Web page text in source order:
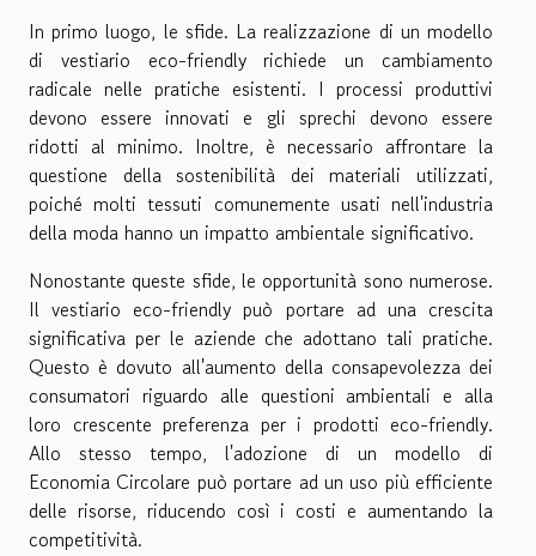
In primo luogo, le sfide. La realizzazione di un modello
di vestiario eco-friendly richiede un cambiamento
radicale nelle pratiche esistenti. I processi produttivi
devono essere innovati e gli sprechi devono essere
ridotti al minimo. Inoltre, è necessario affrontare la
questione della sostenibilità dei materiali utilizzati,
poiché molti tessuti comunemente usati nell'industria
della moda hanno un impatto ambientale significativo.
Nonostante queste sfide, le opportunità sono numerose.
Il vestiario eco-friendly può portare ad una crescita
significativa per le aziende che adottano tali pratiche.
Questo è dovuto all'aumento della consapevolezza dei
consumatori riguardo alle questioni ambientali e alla
loro crescente preferenza per i prodotti eco-friendly.
Allo stesso tempo, l'adozione di un modello di
Economia Circolare può portare ad un uso più efficiente
delle risorse, riducendo così i costi e aumentando la
competitività.